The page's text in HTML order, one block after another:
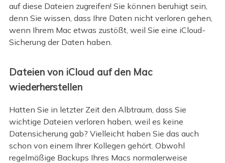
auf diese Dateien zugreifen! Sie können beruhigt sein,
denn Sie wissen, dass Ihre Daten nicht verloren gehen,
wenn Ihrem Mac etwas zustößt, weil Sie eine iCloud-
Sicherung der Daten haben.
Dateien von iCloud auf den Mac
wiederherstellen
Hatten Sie in letzter Zeit den Albtraum, dass Sie
wichtige Dateien verloren haben, weil es keine
Datensicherung gab? Vielleicht haben Sie das auch
schon von einem Ihrer Kollegen gehört. Obwohl
regelmäßige Backups Ihres Macs normalerweise